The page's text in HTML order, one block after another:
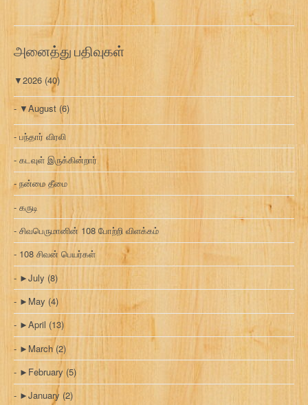
அனைத்து பதிவுகள்
▼2026 (40)
▼August (6)
பந்தார் விரலி
கடவுள் இருக்கின்றார்
நன்மை தீமை
கருடி
சிவபெருமானின் 108 போற்றி விளக்கம்
108 சிவன் பெயர்கள்
►July (8)
► May (4)
►April (13)
► March(2)
► February (5)
►January (2)